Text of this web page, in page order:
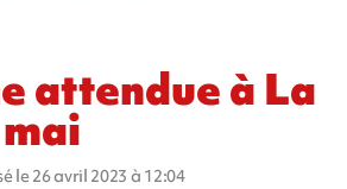
attendue à La
le 26 avril 2023 à 12:04